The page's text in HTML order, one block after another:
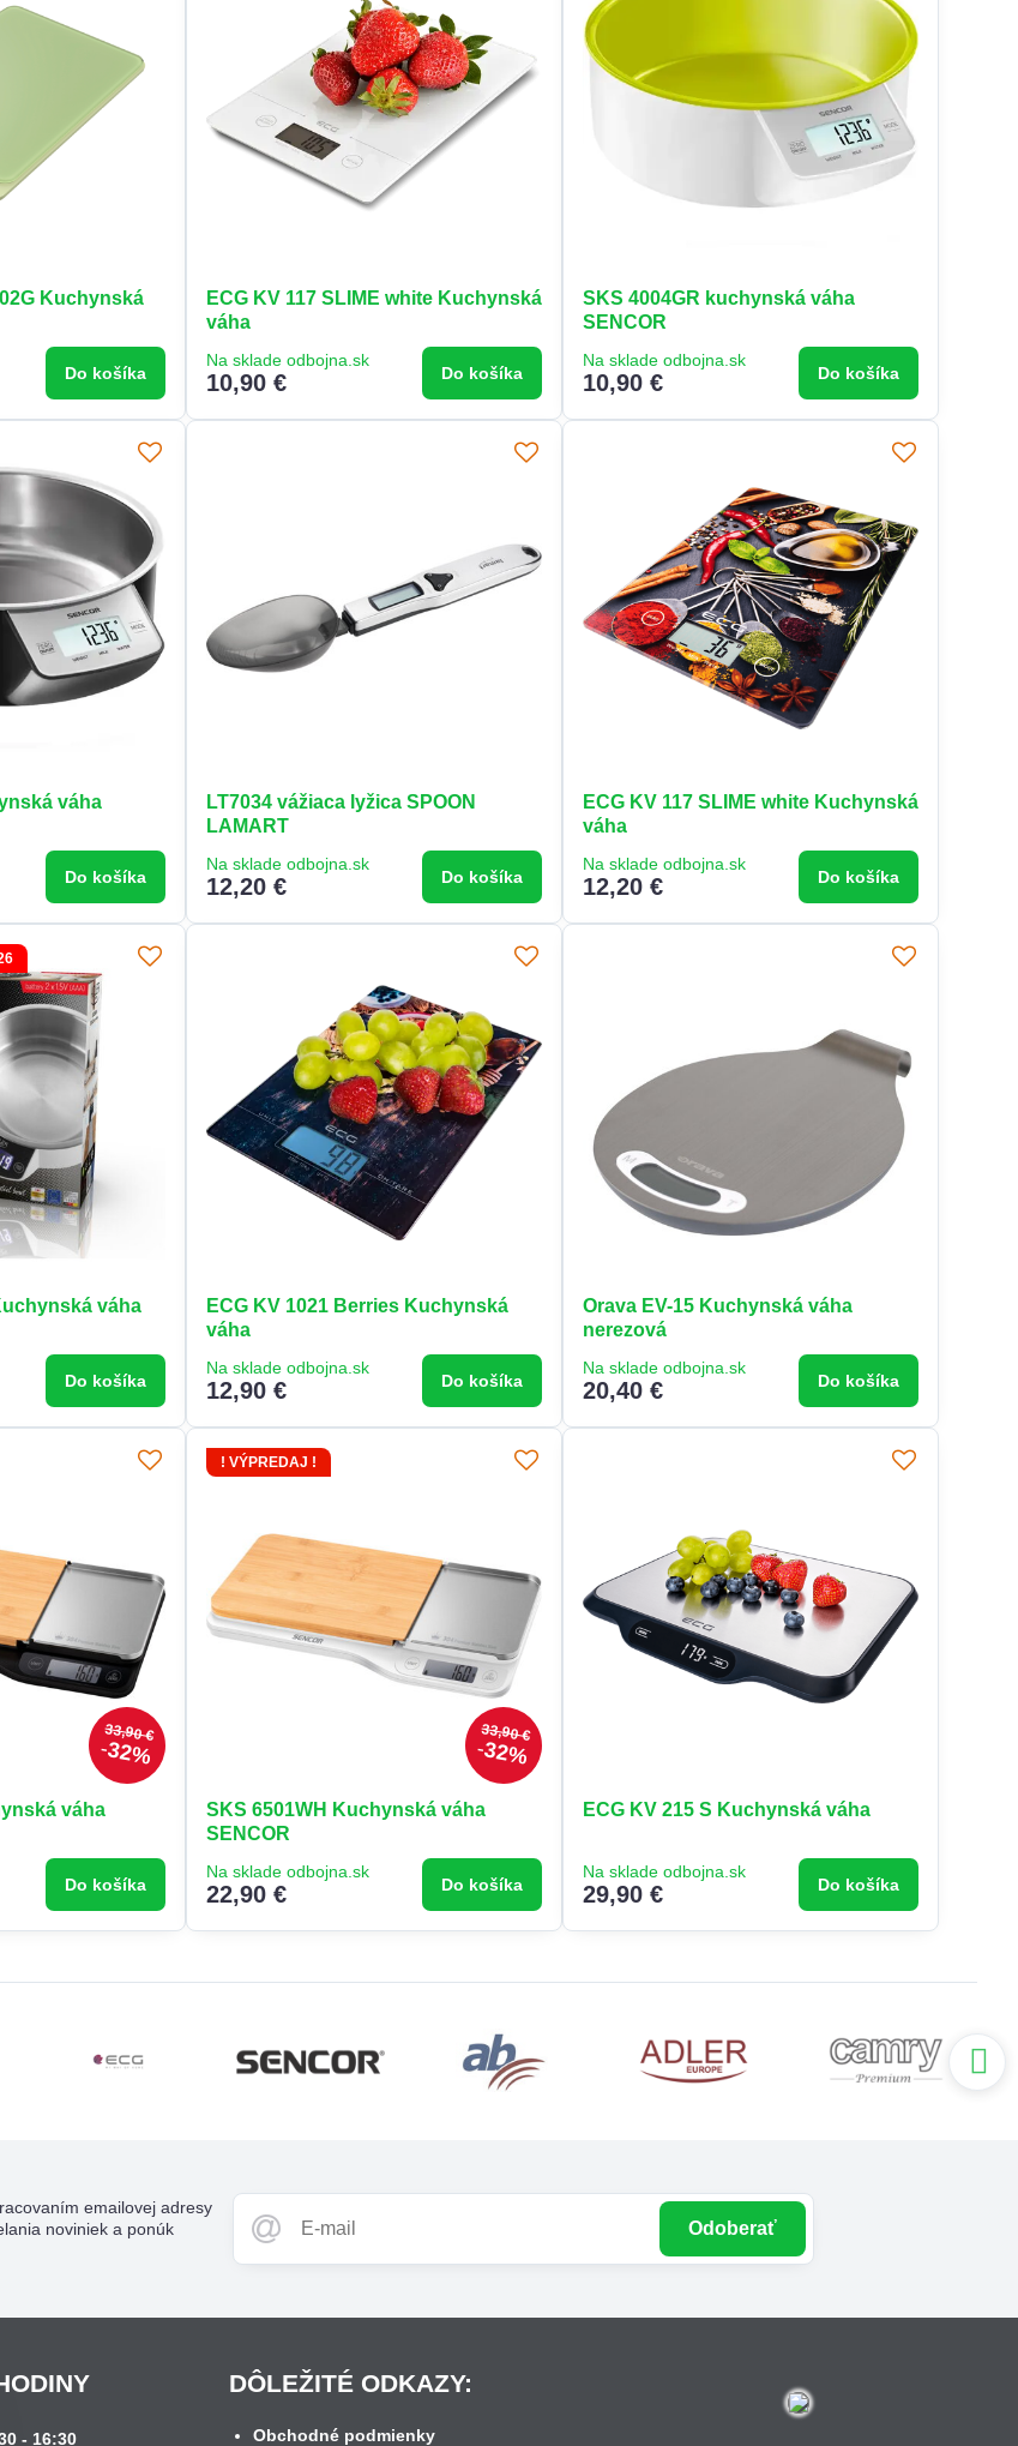
Kuchynská
Do košíka
ECG KV 117 SLIME white Kuchynská
váha
Na sklade odbojna.sk
10,90 € Do košíka
SKS 4004GR kuchynská váha
SENCOR
Na sklade odbojna.sk
10,90 € Do košíka
váha
Do košíka
LT7034 vážiaca lyžica SPOON
LAMART
Na sklade odbojna.sk
12,20 € Do košíka
ECG KV 117 SLIME white Kuchynská
váha
Na sklade odbojna.sk
12,20 € Do košíka
váha
Do košíka
ECG KV 1021 Berries Kuchynská
váha
Na sklade odbojna.sk
12,90 € Do košíka
Orava EV-15 Kuchynská váha
nerezová
Na sklade odbojna.sk
20,40 € Do košíka
33,90 €
32%
váha
Do košíka
33,90 €
32%
! VÝPREDAJ !
SKS 6501WH Kuchynská váha
SENCOR
Na sklade odbojna.sk
22,90 € Do košíka
ECG KV 215 S Kuchynská váha
Na sklade odbojna.sk
29,90 € Do košíka
Odoberať
emailovej adresy
noviniek a ponúk
- 16:30
DÔLEŽITÉ ODKAZY:
Obchodné podmienky